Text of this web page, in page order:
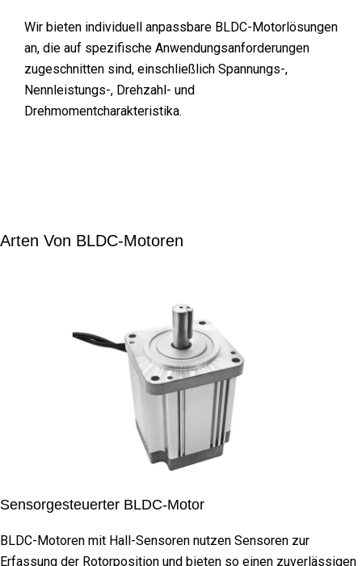
Wir bieten individuell anpassbare BLDC-Motorlösungen
an, die auf spezifische Anwendungsanforderungen
zugeschnitten sind, einschließlich Spannungs-,
Nennleistungs-, Drehzahl- und
Drehmomentcharakteristika.
Arten Von BLDC-Motoren
Sensorgesteuerter BLDC-Motor
BLDC-Motoren mit Hall-Sensoren nutzen Sensoren zur
Erfassung der Rotorposition und bieten so einen zuverlässigen